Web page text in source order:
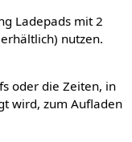
Ladepads mit 2
nutzen.
oder die Zeiten, in
wird, zum Aufladen